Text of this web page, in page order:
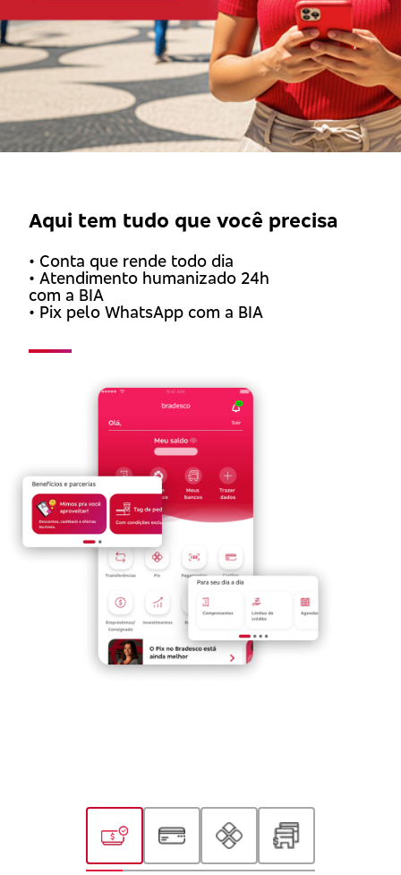
Aqui tem tudo que você precisa
• Conta que rende todo dia
• Atendimento humanizado 24h
com a BIA
• Pix pelo WhatsApp com a BIA